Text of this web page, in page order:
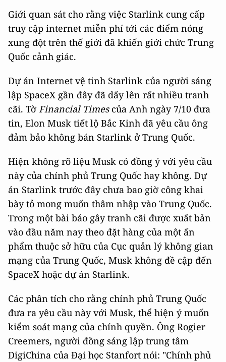
Giới quan sát cho rằng việc Starlink cung cấp
truy cập internet miễn phí tới các điểm nóng
xung đột trên thế giới đã khiến giới chức Trung
Quốc cảnh giác.
Dự án Internet vệ tinh Starlink của người sáng
lập SpaceX gần đây đã dấy lên rất nhiều tranh
cãi. Tờ Financial Timescủa Anh ngày 7/10 đưa
tin, Elon Musk tiết lộ Bắc Kinh đã yêu cầu ông
đảm bảo không bán Starlink ở Trung Quốc.
Hiện không rõ liệu Musk có đồng ý với yêu cầu
này của chính phủ Trung Quốc hay không. Dự
án Starlink trước đây chưa bao giờ công khai
bày tỏ mong muốn thâm nhập vào Trung Quốc.
Trong một bài báo gây tranh cãi được xuất bản
vào đầu năm nay theo đặt hàng của một ấn
phẩm thuộc sở hữu của Cục quản lý không gian
mạng của Trung Quốc, Musk không đề cập đến
SpaceX hoặc dự án Starlink.
Các phân tích cho rằng chính phủ Trung Quốc
đưa ra yêu cầu này với Musk, thể hiện ý muốn
kiểm soát mạng của chính quyền. Ông Rogier
Creemers, người đồng sáng lập trung tâm
DigiChina của Đại học Stanfort nói: "Chính phủ